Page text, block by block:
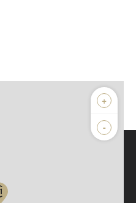
+
-